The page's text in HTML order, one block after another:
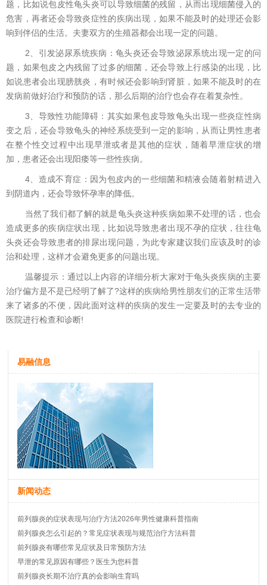
题，比如说包皮性龟头炎可以导致细菌的残留，从而出现细菌侵入的
危害，再者还会导致炎症性的疾病出现，如果不能及时的处理还会影
响到伴侣的生活。夫妻双方的生殖器都会出现一定的问题。
2、引发泌尿系统疾病：龟头炎还会导致泌尿系统出现一定的问
题，如果包皮之内残留了过多的细菌，还会导致上行感染的出现，比
如说患者会出现膀胱炎，有时候还会影响到肾脏，如果不能及时的在
发病前做好治疗和预防的话，那么后期的治疗也会存在着复杂性。
3、导致性功能障碍：其实如果包皮导致龟头出现一些炎症性病
变之后，还会导致龟头的神经系统受到一定的影响，从而让男性患者
在整个性交过程中出现早泄或者是其他的症状，随着早泄症状的增
加，患者还会出现阳痿等一些性疾病。
4、造成不育症：因为包皮内的一些细菌和精液会随着射精进入
到阴道内，还会导致怀孕率的降低。
当然了我们都了解的就是龟头炎这种疾病如果不处理的话，也会
造成更多的疾病症状出现，比如说导致患者出现不孕的症状，往往龟
头炎还会导致患者的排尿出现问题，为此专家建议我们应该及时的诊
治和处理，这样才会避免更多的问题出现。
温馨提示：通过以上内容的详细分析大家对于龟头炎疾病的主要
治疗偏方是不是已经明了解了?这样的疾病给男性朋友们的正常生活带
来了诸多的不便，因此面对这样的疾病的发生一定要及时的去专业的
医院进行检查和诊断!
易融信息
新闻动态
前列腺炎的症状表现与治疗方法2026年男性健康科普指南
前列腺炎怎么引起的？常见症状表现与规范治疗方法科普
前列腺炎有哪些常见症状及日常预防方法
早泄的常见原因有哪些？医生为您科普
前列腺炎长期不治疗真的会影响生育吗